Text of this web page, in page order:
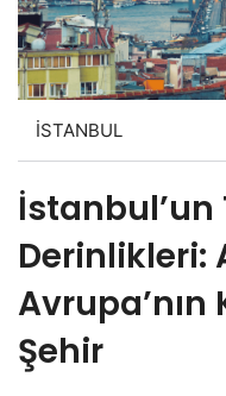
İSTANBUL
İstanbul’un
Derinlikleri:
Avrupa’nın
Şehir